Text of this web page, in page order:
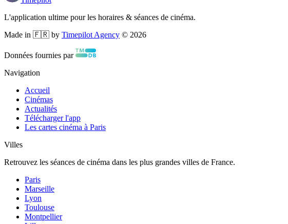
L'application ultime pour les horaires & séances de cinéma.
Made in 🇫🇷 by Timepilot Agency © 2026
Données fournies par
Navigation
Accueil
Cinémas
Actualités
Télécharger l'app
Les cartes cinéma à Paris
Villes
Retrouvez les séances de cinéma dans les plus grandes villes de France.
Paris
Marseille
Lyon
Toulouse
Montpellier